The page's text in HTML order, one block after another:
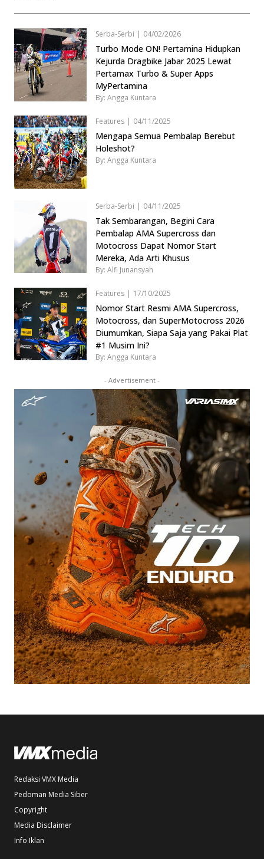
Serba-Serbi | 04/02/2026
Turbo Mode ON! Pertamina Hidupkan
Kejurda Dragbike Jabar 2025 Lewat
Pertamax Turbo & Super Apps
MyPertamina
By: Angga Kuntara
Features | 04/11/2025
Mengapa Semua Pembalap Berebut
Holeshot?
By: Angga Kuntara
Serba-Serbi | 04/11/2025
Tak Sembarangan, Begini Cara
Pembalap AMA Supercross dan
Motocross Dapat Nomor Start
Mereka, Ada Arti Khusus
By: Alfi Junansyah
Features | 17/10/2025
Nomor Start Resmi AMA Supercross,
Motocross, dan SuperMotocross 2026
Diumumkan, Siapa Saja yang Pakai Plat
#1 Musim Ini?
By: Angga Kuntara
- Advertisement -
Redaksi VMX Media
Pedoman Media Siber
Copyright
Media Disclaimer
Info Iklan